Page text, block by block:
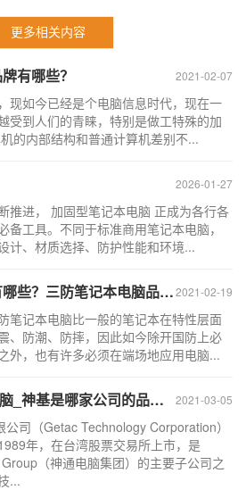
更多相关内容
2021-02-07
有哪些？
现如今已经是个电脑信息时代，现在一
受到人们的青睐，特别是做工特殊的加
的内部结构和普通计算机差别不...
2026-01-27
推进， 加固型笔记本电脑 正成为各行各
备工具。不同于标准商用笔记本电脑，
计、材质选择、防护性能和环境...
2021-02-19
三防笔记本电脑品牌排行榜
笔记本电脑比一般的笔记本在特性层面
、防潮、防摔，因此如今除开国防上必
外，也有许多必须在端场地应用电脑...
2021-03-05
基是哪家公司的品牌？
司（Getac Technology Corporation）
年，在台湾股票交易所上市，是
（神通电脑集团）的主要子公司之
...